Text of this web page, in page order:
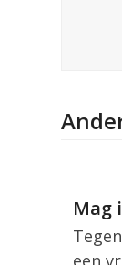
Mag
een